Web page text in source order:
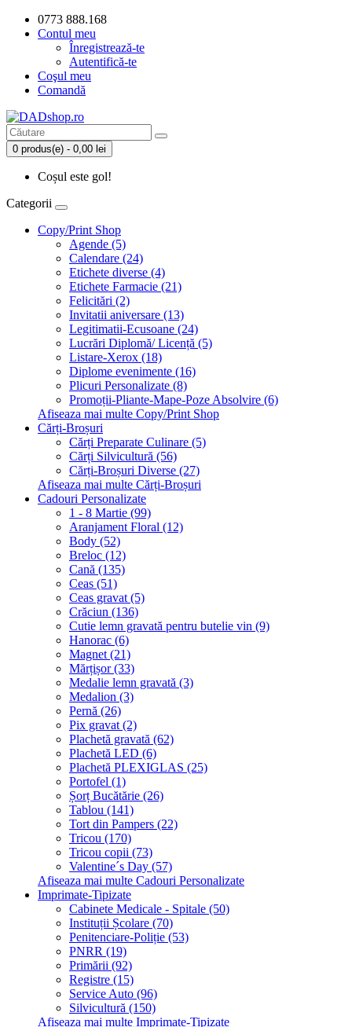
0773 888.168
Contul meu
Înregistrează-te
Autentifică-te
Coşul meu
Comandă
0 produs(e) - 0,00 lei
Coșul este gol!
Categorii
Copy/Print Shop
Agende (5)
Calendare (24)
Etichete diverse (4)
Etichete Farmacie (21)
Felicitări (2)
Invitatii aniversare (13)
Legitimatii-Ecusoane (24)
Lucrări Diplomă/ Licență (5)
Listare-Xerox (18)
Diplome evenimente (16)
Plicuri Personalizate (8)
Promoții-Pliante-Mape-Poze Absolvire (6)
Afiseaza mai multe Copy/Print Shop
Cărți-Broșuri
Cărți Preparate Culinare (5)
Cărți Silvicultură (56)
Cărți-Broșuri Diverse (27)
Afiseaza mai multe Cărți-Broșuri
Cadouri Personalizate
1 - 8 Martie (99)
Aranjament Floral (12)
Body (52)
Breloc (12)
Cană (135)
Ceas (51)
Ceas gravat (5)
Crăciun (136)
Cutie lemn gravată pentru butelie vin (9)
Hanorac (6)
Magnet (21)
Mărțișor (33)
Medalie lemn gravată (3)
Medalion (3)
Pernă (26)
Pix gravat (2)
Plachetă gravată (62)
Plachetă LED (6)
Plachetă PLEXIGLAS (25)
Portofel (1)
Șorț Bucătărie (26)
Tablou (141)
Tort din Pampers (22)
Tricou (170)
Tricou copii (73)
Valentine´s Day (57)
Afiseaza mai multe Cadouri Personalizate
Imprimate-Tipizate
Cabinete Medicale - Spitale (50)
Instituții Școlare (70)
Penitenciare-Poliție (53)
PNRR (19)
Primării (92)
Registre (15)
Service Auto (96)
Silvicultură (150)
Afiseaza mai multe Imprimate-Tipizate